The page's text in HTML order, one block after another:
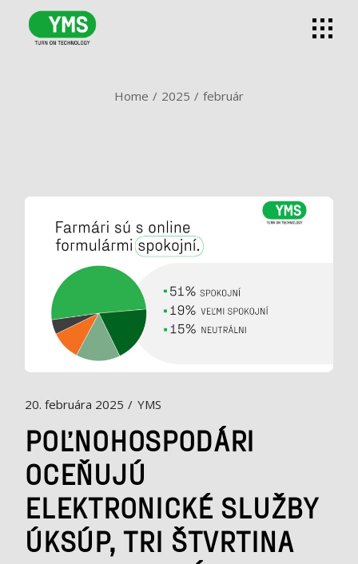
content
Home 2025 február
20. februára 2025 YMS
POĽNOHOSPODÁRI
OCEŇUJÚ
ELEKTRONICKÉ SLUŽBY
ÚKSÚP, TRI ŠTVRTINA